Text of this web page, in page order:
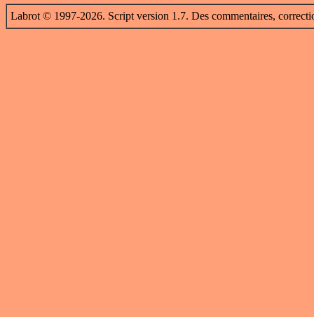
Labrot © 1997-2026. Script version 1.7. Des commentaires,